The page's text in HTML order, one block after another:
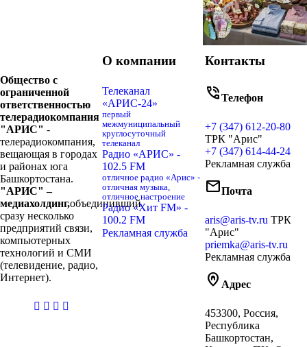
Общество с
ограниченной
ответственностью
телерадиокомпания
"АРИС" -
телерадиокомпания,
вещающая в городах
и районах юга
Башкортостана.
"АРИС" –
медиахолдинг,объединивший
сразу несколько
предприятий связи,
компьютерных
технологий и СМИ
(телевидение, радио,
Интернет).
casibom
О компании
Телеканал
«АРИС-24»
первый
межмуниципальный
круглосуточный
телеканал
Радио «АРИС» -
102.5 FM
отличное радио «Арис» -
отличная музыка,
отличное настроение
Радио «Хит FM» -
100.2 FM
Рекламная служба
Контакты
phone_in_talkТелефон
+7 (347) 612-20-80
ТРК "Арис"
+7 (347) 614-44-24
Рекламная служба
mailПочта
aris@aris-tv.ru ТРК
"Арис"
priemka@aris-tv.ru
Рекламная служба
home_pin Адрес
453300, Россия,
Республика
Башкортостан,